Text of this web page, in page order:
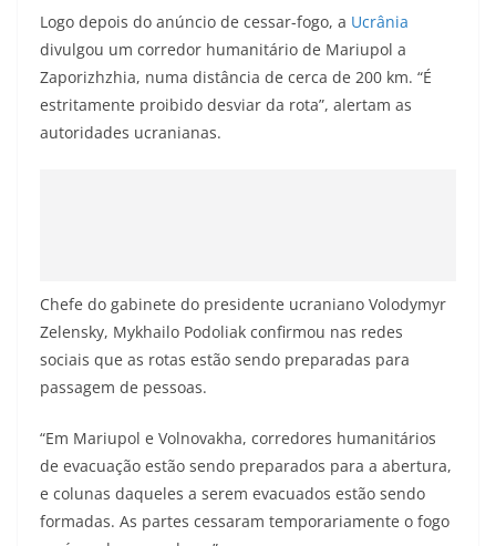
Logo depois do anúncio de cessar-fogo, a Ucrânia
divulgou um corredor humanitário de Mariupol a
Zaporizhzhia, numa distância de cerca de 200 km. “É
estritamente proibido desviar da rota”, alertam as
autoridades ucranianas.
Chefe do gabinete do presidente ucraniano Volodymyr
Zelensky, Mykhailo Podoliak confirmou nas redes
sociais que as rotas estão sendo preparadas para
passagem de pessoas.
“Em Mariupol e Volnovakha, corredores humanitários
de evacuação estão sendo preparados para a abertura,
e colunas daqueles a serem evacuados estão sendo
formadas. As partes cessaram temporariamente o fogo